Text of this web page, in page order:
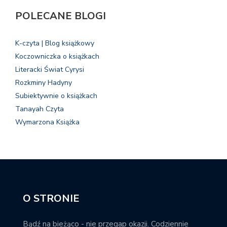
POLECANE BLOGI
K-czyta | Blog książkowy
Koczowniczka o książkach
Literacki Świat Cyrysi
Rozkminy Hadyny
Subiektywnie o książkach
Tanayah Czyta
Wymarzona Książka
O STRONIE
Bądź na bieżąco - nie przegap okazji. Codziennie